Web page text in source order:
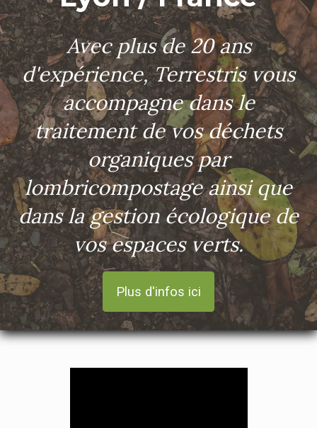
Avec plus de 20 ans
d'expérience, Terrestris vous
accompagne dans le
traitement de vos déchets
organiques par
lombricompostage ainsi que
dans la gestion écologique de
vos espaces verts.
Plus d'infos ici